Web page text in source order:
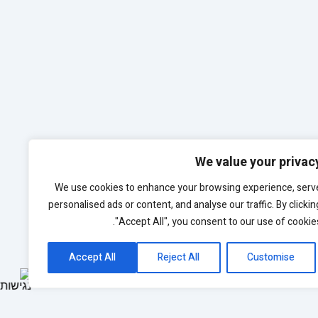
We value your
We use cookies to enhance your browsing experience,
personalised ads or content, and analyse our traffic. By
"Accept All", you consent to our use of
Customise
Reject All
Accept All